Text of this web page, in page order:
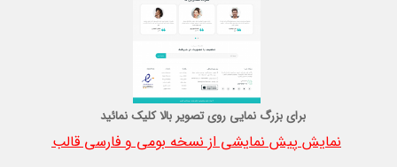
برای بزرگ نمایی روی تصویر بالا کلیک نمائید
نمایش پیش نمایشی از نسخه بومی و فارسی قالب